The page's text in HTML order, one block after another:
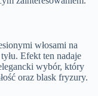
włosami na
Efekt ten nadaje
wybór, który
oraz blask fryzury.